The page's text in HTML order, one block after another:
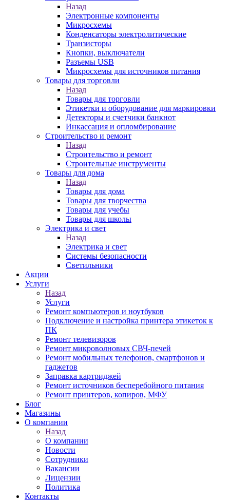
Назад
Электронные компоненты
Микросхемы
Конденсаторы электролитические
Транзисторы
Кнопки, выключатели
Разъемы USB
Микросхемы для источников питания
Товары для торговли
Назад
Товары для торговли
Этикетки и оборудование для маркировки
Детекторы и счетчики банкнот
Инкассация и опломбирование
Строительство и ремонт
Назад
Строительство и ремонт
Строительные инструменты
Товары для дома
Назад
Товары для дома
Товары для творчества
Товары для учебы
Товары для школы
Электрика и свет
Назад
Электрика и свет
Системы безопасности
Светильники
Акции
Услуги
Назад
Услуги
Ремонт компьютеров и ноутбуков
Подключение и настройка принтера этикеток к
ПК
Ремонт телевизоров
Ремонт микроволновых СВЧ-печей
Ремонт мобильных телефонов, смартфонов и
гаджетов
Заправка картриджей
Ремонт источников бесперебойного питания
Ремонт принтеров, копиров, МФУ
Блог
Магазины
О компании
Назад
О компании
Новости
Сотрудники
Вакансии
Лицензии
Политика
Контакты